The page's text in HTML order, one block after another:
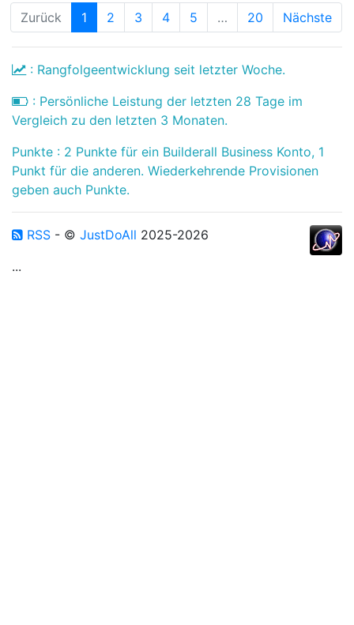
Zurück
1 2 3 4 5 … 20 Nächste
: Rangfolgeentwicklung seit letzter Woche.
: Persönliche Leistung der letzten 28 Tage im
Vergleich zu den letzten 3 Monaten.
Punkte : 2 Punkte für ein Builderall Business Konto, 1
Punkt für die anderen. Wiederkehrende Provisionen
geben auch Punkte.
RSS - © JustDoAll 2025-2026
...